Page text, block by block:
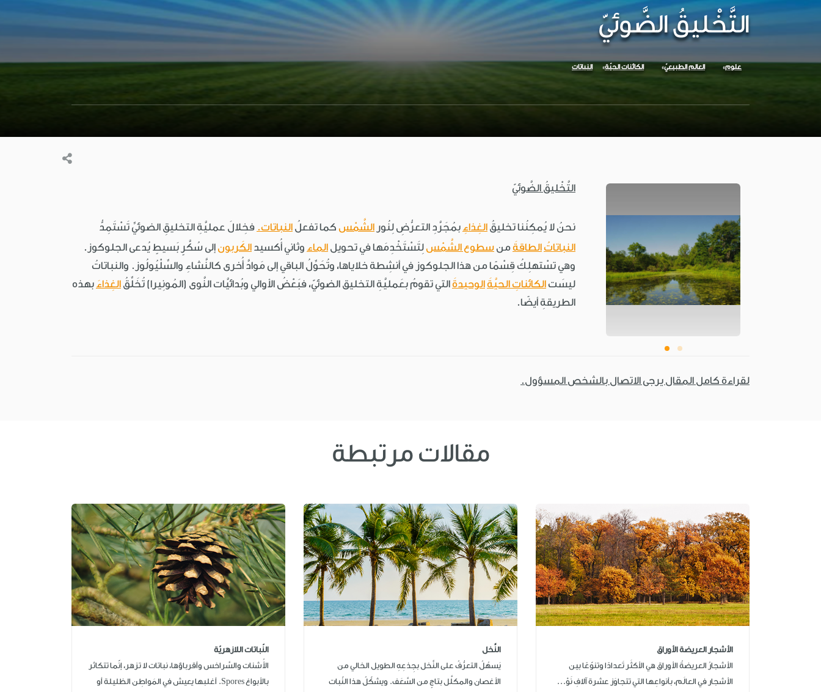
التَّخْليقُ الضَّوئيّ
علوم العالم الطبيعيّ الكائنات الحيّة النباتات
التَّخْليقُ الضَّوئيّ
نحنُ لا يُمكِنُنا تخليقُ الغِذاءِ بمُجَرَّدِ التعرُّضِ لِنُور الشَّمْس كما تفعلُ النباتات. فخِلالَ عمليَّةِ التخليقِ الضوئيِّ تَسْتَمِدُّ
النباتاتُالطاقةَ من سطوع الشَّمْسلِتَسْتَخْدِمَها في تحويل الماء وثاني أُكسيد الكَربونإلى سُكَّرٍ بَسيطٍ يُدعى الجلوكوز.
وهي تسْتهلِكُ قِسْمًا من هذا الجلوكوز في أنشِطة خلاياها، وتُحَوِّلُ الباقي إلى مَوادَّ أُخرى كالنَّشاءِ والسِّلْيُولُوز. والنباتاتُ
ليسَت الكائناتِ الحيَّةَ الوحيدةَ التي تقومُ بعَمليَّةِ التخليق الضوئيّ، فبَعْضُ الأوالي وبُدائيَّات النَّوى (المُونِيرا) تُخَلِّقُ الغِذاءَ بهذه
الطريقةِ أيضًا.
لقراءة كامل المقال يرجى الاتصال بالشخص المسؤول.
مقالات مرتبطة
الأشجار العريضة الأوراق
الأشجارُ العريضةُ الأوراق هي الأكثَر تَعدادًا وتنوّعًا بين
الأشجار في العالَم، بأنواعِها التي تتجاوَز عشرة آلافِ نَوْ...
النَّخل
يَسهُلُ التعرُّفُ على النَّخل بجِذعِهِ الطويل الخالي من
الأغصان والمكلَّل بتاجٍ من السَّعَف. ويشكّلُ هذا النّبات
النّباتات اللازهريّة
الأُشنات والسَّراخس وأقرباؤها، نباتات لا تزهر، إنّما تتكاثر
بالأبواغ Spores. أغلبها يعيش في المَواطِن الظليلة أو